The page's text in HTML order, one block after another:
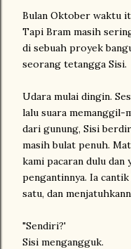
Bulan Oktober waktu
Tapi Bram masih
di sebuah proyek
seorang tetangga Sisi.
Udara mulai dingin.
lalu suara memanggil-
dari gunung, Sisi
masih bulat penuh.
kami pacaran dulu dan
pengantinnya. Ia
satu, dan
"Sendiri?'
Sisi mengangguk.